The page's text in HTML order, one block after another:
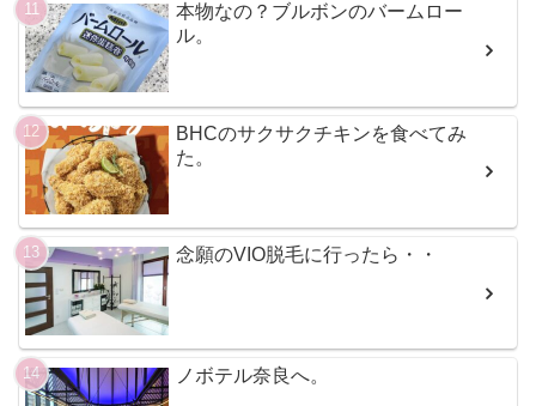
本物なの？ブルボンのバームロー
ル。
BHCのサクサクチキンを食べてみ
た。
念願のVIO脱毛に行ったら・・
ノボテル奈良へ。